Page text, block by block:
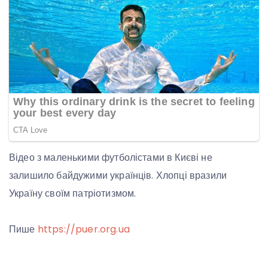
Відео з маленькими футболістами в Києві не
залишило байдужими українців. Хлопці вразили
Україну своїм патріотизмом.
Пише https://puer.org.ua